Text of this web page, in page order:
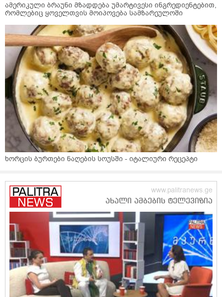
ამერიკული ბრაუნი მზადდება უმარტივესი ინგრედიენტებით,
რომლებიც ყოველთვის მოიპოვება სამზარეულოში
ხორცის ბურთები ნაღების სოუსში - იტალიური რეცეპტი